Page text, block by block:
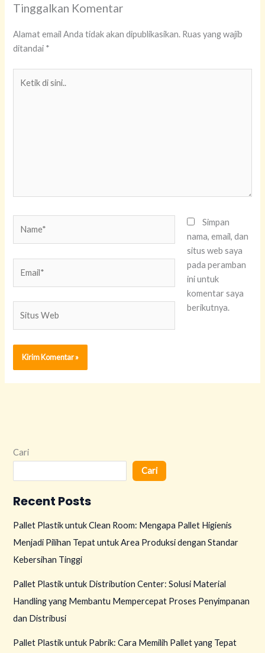
Tinggalkan Komentar
Alamat email Anda tidak akan dipublikasikan. Ruas yang wajib
ditandai *
Web
Simpan
nama, email, dan
situs web saya
pada peramban
ini untuk
komentar saya
berikutnya.
Cari
Cari
Recent Posts
Pallet Plastik untuk Clean Room: Mengapa Pallet Higienis
Menjadi Pilihan Tepat untuk Area Produksi dengan Standar
Kebersihan Tinggi
Pallet Plastik untuk Distribution Center: Solusi Material
Handling yang Membantu Mempercepat Proses Penyimpanan
dan Distribusi
Pallet Plastik untuk Pabrik: Cara Memilih Pallet yang Tepat